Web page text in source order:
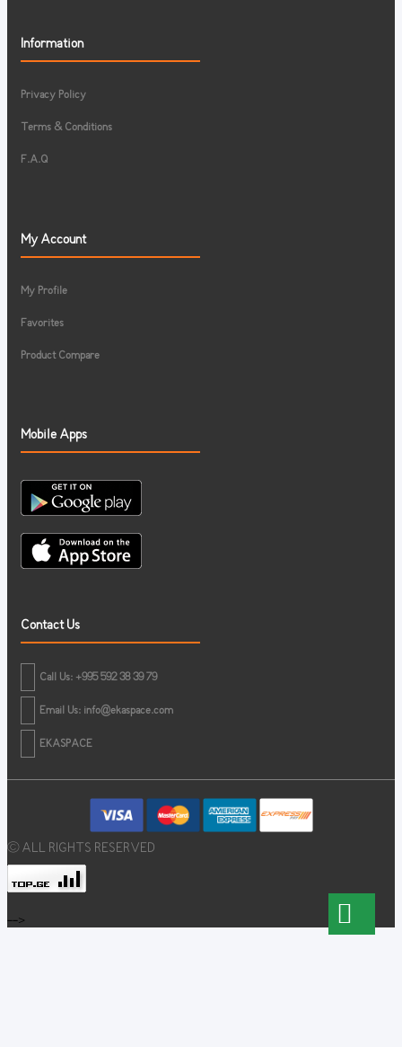
Information
Privacy Policy
Terms & Conditions
F.A.Q
My Account
My Profile
Favorites
Product Compare
Mobile Apps
Contact Us
Call Us: +995 592 38 39 79
Email Us: info@ekaspace.com
EKASPACE
© ALL RIGHTS RESERVED
-->